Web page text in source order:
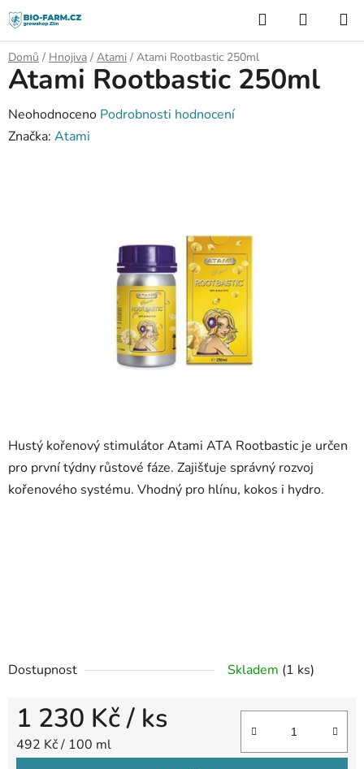
Přejít
na
obsah
Hledat
KOŠÍK
Domů / Hnojiva / Atami / Atami Rootbastic 250ml
Hustý kořenový stimulátor Atami ATA Rootbastic je určen
pro první týdny růstové fáze. Zajišťuje správný rozvoj
kořenového systému. Vhodný pro hlínu, kokos i hydro.
Dostupnost Skladem (1 ks)
1 230 Kč/ ks
Měrná cena:
492 Kč / 100 ml
Atami Rootbastic 250ml
Průměrné
hodnocení
Neohodnoceno Podrobnosti hodnocení
Značka: Atami